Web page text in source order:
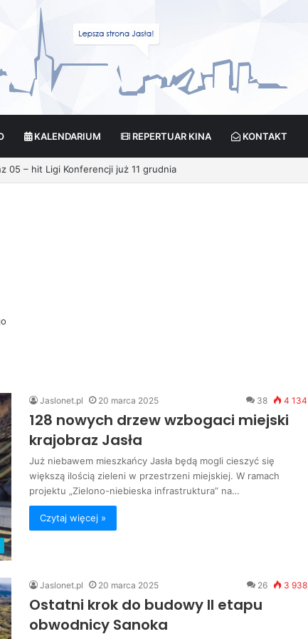
KALENDARIUM REPERTUAR KINA KONTAKT
Jaslonet.pl 20 marca 2025 38 4 134
128 nowych drzew wzbogaci miejski
krajobraz Jasła
Już niebawem mieszkańcy Jasła będą mogli cieszyć się
większą ilością zieleni w przestrzeni miejskiej. W ramach
projektu „Zielono-niebieska infrastruktura” na…
Czytaj więcej »
Jaslonet.pl 20 marca 2025 26 3 938
Ostatni krok do budowy II etapu
obwodnicy Sanoka